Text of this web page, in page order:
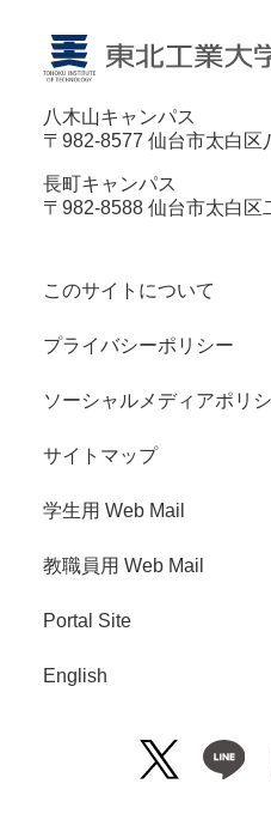
八木山キャンパス
〒982-8577 仙台市太白区
長町キャンパス
〒982-8588 仙台市太白区
このサイトについて
プライバシーポリシー
ソーシャルメディアポリ
サイトマップ
学生用 Web Mail
教職員用 Web Mail
Portal Site
English